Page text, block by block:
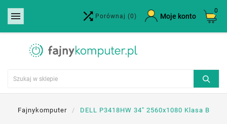
  Porównaj (0) Moje konto
0
Fajnykomputer DELL P3418HW 34" 2560x1080 Klasa B
Utwórz listę życzeń ×
Nazwa listy życzeń
Anuluj Utwórz listę życzeń